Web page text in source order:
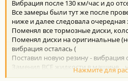
Вибрация после 130 км/час и до
Все замеры были тут же после
ниже и далее следовала очередная
Поменял все тормозные диски,
Поменял диски на оригинальные
вибрация осталась (
Поставил новую резину - вибрация
Заменил ВСЕ жидкости в машине
осталась (
Нажмите для